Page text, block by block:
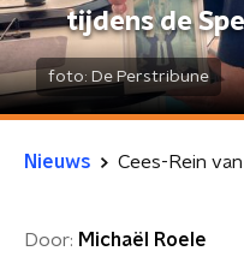
tijdens de
foto: De Perstribune
Nieuws
Door: Michaël Roele